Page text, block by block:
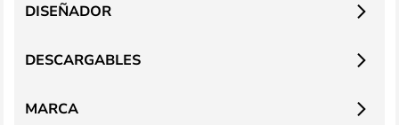
DISEÑADOR
DESCARGABLES
MARCA